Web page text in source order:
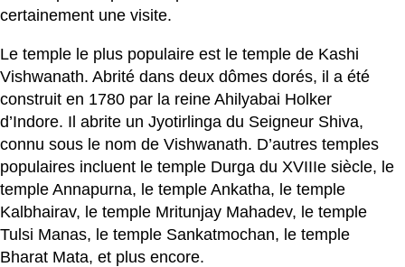
certainement une visite.
Le temple le plus populaire est le temple de Kashi
Vishwanath. Abrité dans deux dômes dorés, il a été
construit en 1780 par la reine Ahilyabai Holker
d’Indore. Il abrite un Jyotirlinga du Seigneur Shiva,
connu sous le nom de Vishwanath. D’autres temples
populaires incluent le temple Durga du XVIIIe siècle, le
temple Annapurna, le temple Ankatha, le temple
Kalbhairav, le temple Mritunjay Mahadev, le temple
Tulsi Manas, le temple Sankatmochan, le temple
Bharat Mata, et plus encore.